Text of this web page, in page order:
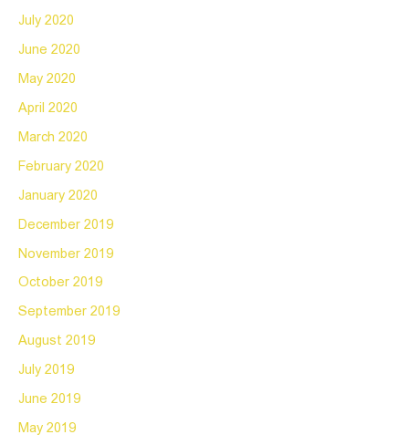
July 2020
June 2020
May 2020
April 2020
March 2020
February 2020
January 2020
December 2019
November 2019
October 2019
September 2019
August 2019
July 2019
June 2019
May 2019